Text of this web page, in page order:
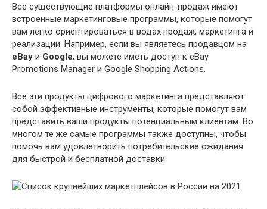
Все существующие платформы онлайн-продаж имеют
встроенные маркетинговые программы, которые помогут
вам легко ориентироваться в водах продаж, маркетинга и
реализации. Например, если вы являетесь продавцом на
eBay и Google, вы можете иметь доступ к eBay
Promotions Manager и Google Shopping Actions.
Все эти продукты цифрового маркетинга представляют
собой эффективные инструменты, которые помогут вам
представить ваши продукты потенциальным клиентам. Во
многом те же самые программы также доступны, чтобы
помочь вам удовлетворить потребительские ожидания
для быстрой и бесплатной доставки.